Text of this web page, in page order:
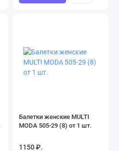
Балетки женские MULTI
MODA 505-29 (8) от 1 шт.
1150 ₽.